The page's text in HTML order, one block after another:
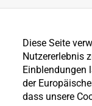
Diese Seite
Nutzererlebnis
Einblendungen
der
dass unsere